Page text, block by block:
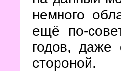
немного
ещё по-
годов,
стороной.